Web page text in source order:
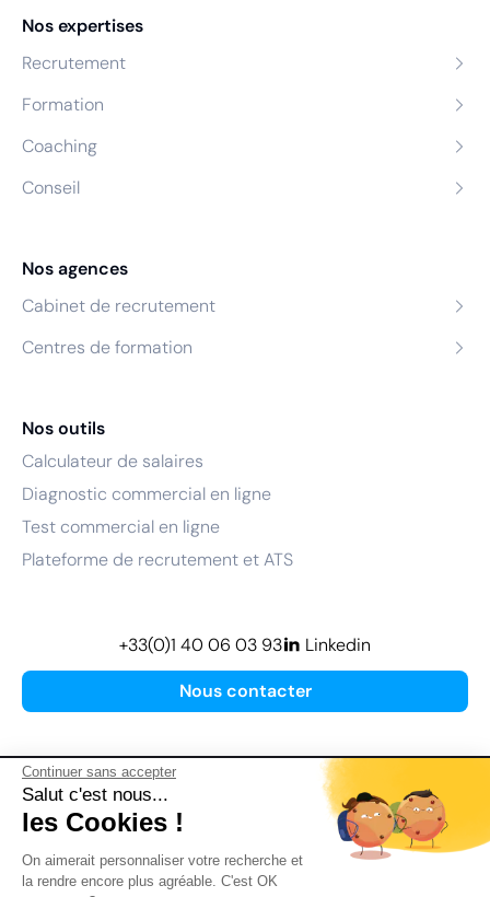
Continuer sans accepter
Salut c'est nous...
les Cookies !
On aimerait personnaliser votre recherche et
la rendre encore plus agréable. C'est OK
Nos expertises
Recrutement
Formation
Coaching
Conseil
Nos agences
Cabinet de recrutement
Centres de formation
Nos outils
Calculateur de salaires
Diagnostic commercial en ligne
Test commercial en ligne
Plateforme de recrutement et ATS
Nous contacter
+33(0)1 40 06 03 93 Linkedin
Plan de site
Mentions légales